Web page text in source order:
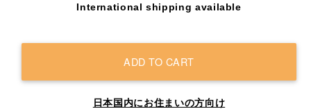
International shipping available
ADD TO CART
日本国内にお住まいの方向け